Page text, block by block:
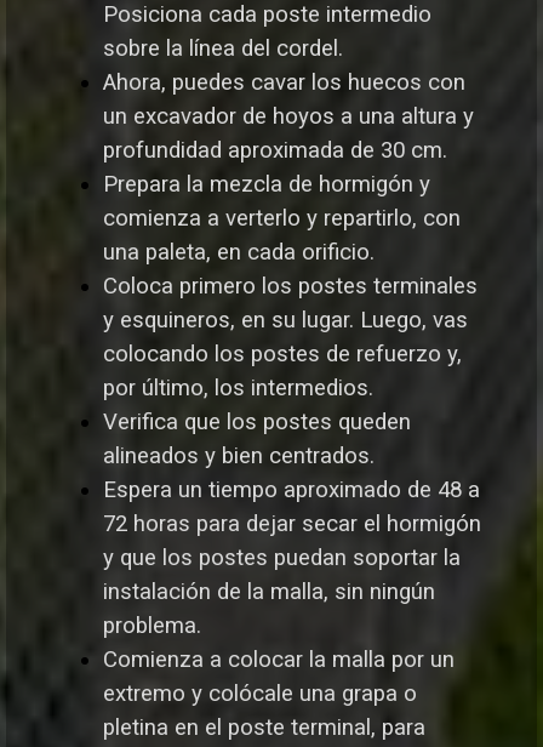
Posiciona cada poste intermedio
sobre la línea del cordel.
Ahora, puedes cavar los huecos con
un excavador de hoyos a una altura y
profundidad aproximada de 30 cm.
Prepara la mezcla de hormigón y
comienza a verterlo y repartirlo, con
una paleta, en cada orificio.
Coloca primero los postes terminales
y esquineros, en su lugar. Luego, vas
colocando los postes de refuerzo y,
por último, los intermedios.
Verifica que los postes queden
alineados y bien centrados.
Espera un tiempo aproximado de 48 a
72 horas para dejar secar el hormigón
y que los postes puedan soportar la
instalación de la malla, sin ningún
problema.
Comienza a colocar la malla por un
extremo y colócale una grapa o
pletina en el poste terminal, para